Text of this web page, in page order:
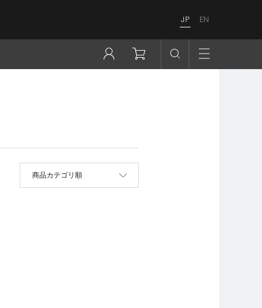
JP EN
並べ替え
商品カテゴリ順